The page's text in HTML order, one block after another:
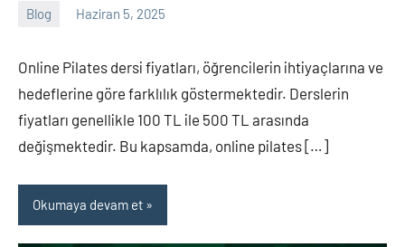
Blog Haziran 5, 2025
Tukav
Yorum
Online Pilates dersi fiyatları, öğrencilerin ihtiyaçlarına ve
hedeflerine göre farklılık göstermektedir. Derslerin
fiyatları genellikle 100 TL ile 500 TL arasında
değişmektedir. Bu kapsamda, online pilates […]
Okumaya devam et